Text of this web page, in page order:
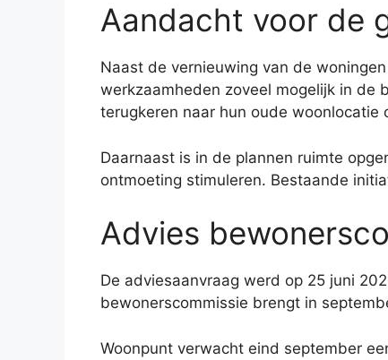
Aandacht voor de
Naast de vernieuwing van de
werkzaamheden zoveel mogelijk in de
terugkeren naar hun oude
Daarnaast is in de plannen ruimte
ontmoeting stimuleren. Bestaande
Advies
De adviesaanvraag werd op 25 juni
bewonerscommissie brengt in
Woonpunt verwacht eind september